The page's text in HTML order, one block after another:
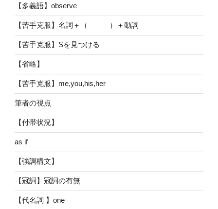
【多義語】observe
【苦手克服】名詞＋（ ）＋動詞
【苦手克服】Sを見つける
【省略】
【苦手克服】me,you,his,her
筆者の視点
【付帯状況】
as if
【強調構文】
【冠詞】冠詞の有無
【代名詞 】one